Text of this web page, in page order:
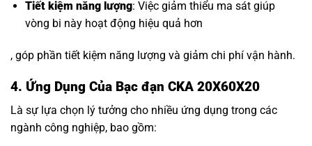
Tiết kiệm năng lượng: Việc giảm thiểu ma sát giúp
vòng bi này hoạt động hiệu quả hơn
, góp phần tiết kiệm năng lượng và giảm chi phí vận hành.
4. Ứng Dụng Của Bạc đạn CKA 20X60X20
Là sự lựa chọn lý tưởng cho nhiều ứng dụng trong các
ngành công nghiệp, bao gồm: